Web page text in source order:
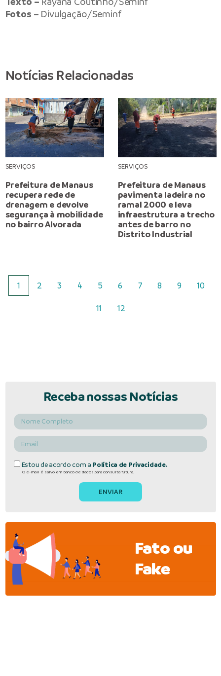
Fotos – Divulgação/Seminf
Notícias Relacionadas
SERVIÇOS
Prefeitura de Manaus
recupera rede de
drenagem e devolve
segurança à mobilidade
no bairro Alvorada
SERVIÇOS
Prefeitura de Manaus
pavimenta ladeira no
ramal 2000 e leva
infraestrutura a trecho
antes de barro no
Distrito Industrial
1 2 3 4 5 6 7 8 9 10
11 12
Receba nossas Notícias
Estou de acordo com a Política de Privacidade.
O e-mail é salvo em banco de dados para consulta futura.
Fato ou
Fake